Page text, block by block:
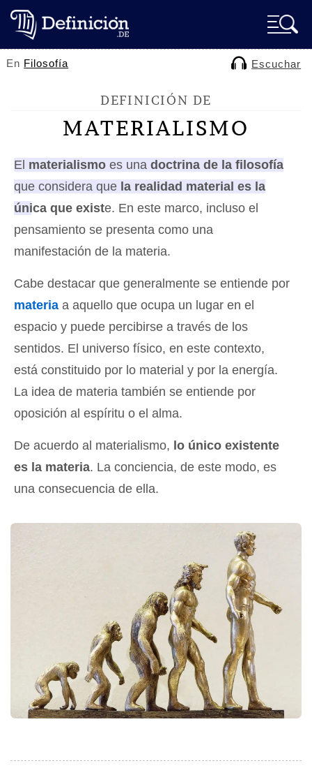
En Filosofía Escuchar
DEFINICIÓN DE
MATERIALISMO
El materialismo es una doctrina de la filosofía
que considera que la realidad material es la
única que existe. En este marco, incluso el
pensamiento se presenta como una
manifestación de la materia.
Cabe destacar que generalmente se entiende por
materia a aquello que ocupa un lugar en el
espacio y puede percibirse a través de los
sentidos. El universo físico, en este contexto,
está constituido por lo material y por la energía.
La idea de materia también se entiende por
oposición al espíritu o el alma.
De acuerdo al materialismo, lo único existente
es la materia. La conciencia, de este modo, es
una consecuencia de ella.